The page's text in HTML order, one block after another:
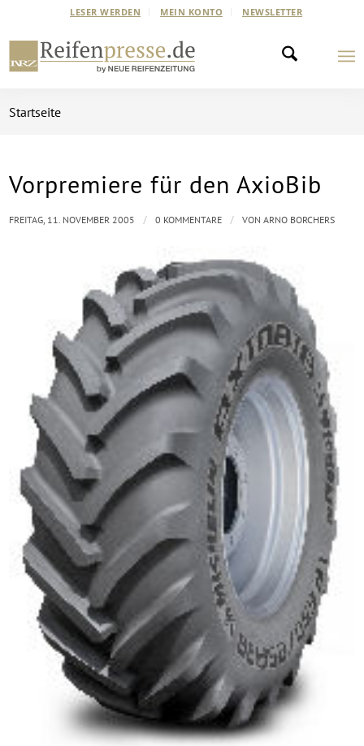
LESER WERDEN MEIN KONTO NEWSLETTER
Startseite
Vorpremiere für den AxioBib
FREITAG, 11. NOVEMBER 2005 / 0 KOMMENTARE / VONARNO BORCHERS